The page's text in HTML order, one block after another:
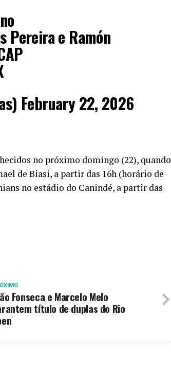
Pereira e Ramón
February 22, 2026
no próximo domingo (22), quando
de Biasi, a partir das 16h (horário de
no estádio do Canindé, a partir das
Fonseca e Marcelo Melo
título de duplas do Rio